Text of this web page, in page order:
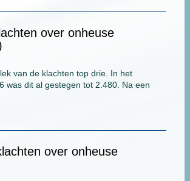
over onheuse
van de klachten top drie. In het
was dit al gestegen tot 2.480. Na een
over onheuse